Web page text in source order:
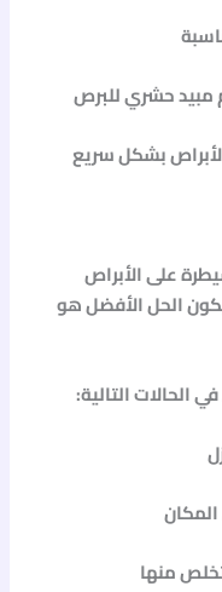
مبيد حشري للبرص
بشكل سريع
على الأبراص
الحل الأفضل هو
الحالات التالية:
منها